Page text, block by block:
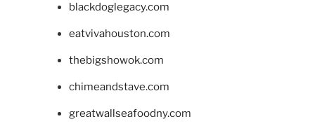
blackdoglegacy.com
eatvivahouston.com
thebigshowok.com
chimeandstave.com
greatwallseafoodny.com